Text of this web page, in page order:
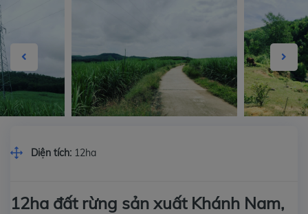
Diện tích: 12ha
12ha đất rừng sản xuất Khánh Nam,